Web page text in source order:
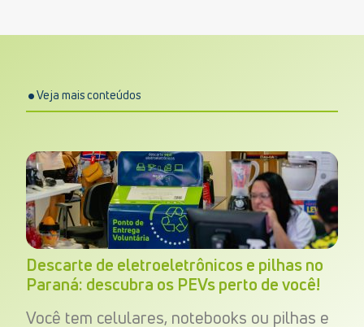
Veja mais conteúdos
Descarte de eletroeletrônicos e pilhas no
Paraná: descubra os PEVs perto de você!
Você tem celulares, notebooks ou pilhas e